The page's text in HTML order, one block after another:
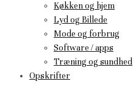
Køkken og hjem
Lyd og Billede
Mode og forbrug
Software / apps
Træning og sundhed
Opskrifter